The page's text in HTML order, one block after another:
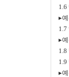
1.6
▸
1.7
▸
1.8
1.9
▸